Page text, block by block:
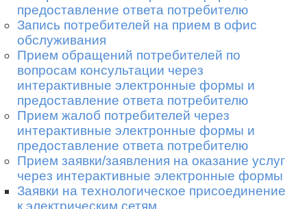
предоставление ответа потребителю
Запись потребителей на прием в офис
обслуживания
Прием обращений потребителей по
вопросам консультации через
интерактивные электронные формы и
предоставление ответа потребителю
Прием жалоб потребителей через
интерактивные электронные формы и
предоставление ответа потребителю
Прием заявки/заявления на оказание услуг
через интерактивные электронные формы
Заявки на технологическое присоединение
к электрическим сетям